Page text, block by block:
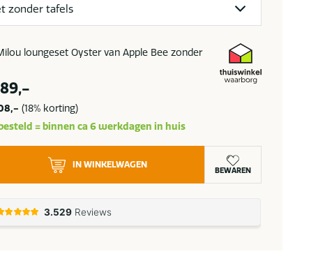
loungeset Oyster van Apple Bee zonder
Huidige
prijs
is:
(18% korting)
= binnen ca 6 werkdagen in huis
IN WINKELWAGEN
BEWAREN